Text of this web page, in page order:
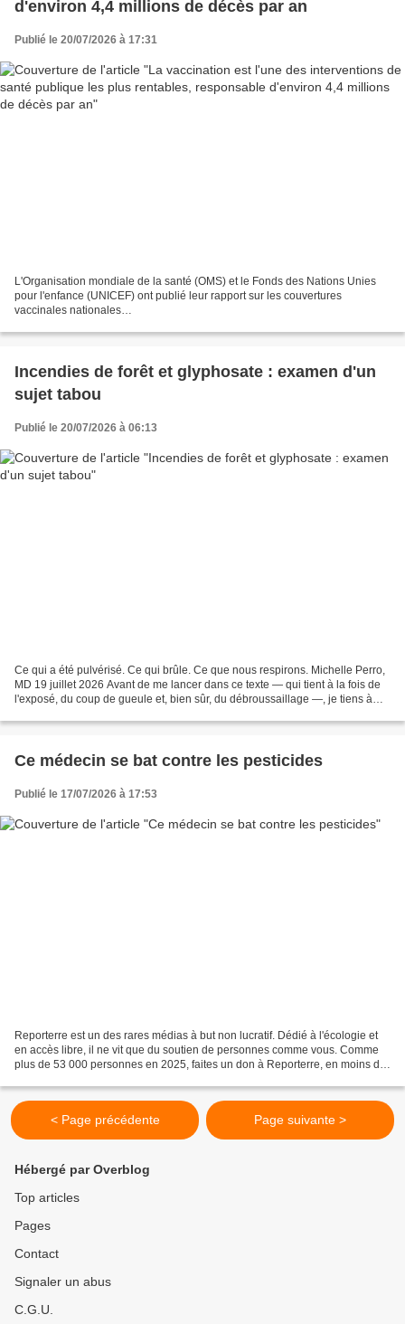
d'environ 4,4 millions de décès par an
Publié le 20/07/2026 à 17:31
L'Organisation mondiale de la santé (OMS) et le Fonds des Nations Unies
pour l'enfance (UNICEF) ont publié leur rapport sur les couvertures
vaccinales nationales
Patrick GEROME, le 19/07/2026...
Incendies de forêt et glyphosate : examen d'un
sujet tabou
Publié le 20/07/2026 à 06:13
Ce qui a été pulvérisé. Ce qui brûle. Ce que nous respirons. Michelle Perro,
MD 19 juillet 2026 Avant de me lancer dans ce texte — qui tient à la fois de
l'exposé, du coup de gueule et, bien sûr, du débroussaillage —, je tiens à
Ce médecin se bat contre les pesticides
Publié le 17/07/2026 à 17:53
Reporterre est un des rares médias à but non lucratif. Dédié à l'écologie et
en accès libre, il ne vit que du soutien de personnes comme vous. Comme
plus de 53 000 personnes en 2025, faites un don à Reporterre, en moins de
< Page précédente Page suivante >
Hébergé par Overblog
Top articles
Pages
Contact
Signaler un abus
C.G.U.